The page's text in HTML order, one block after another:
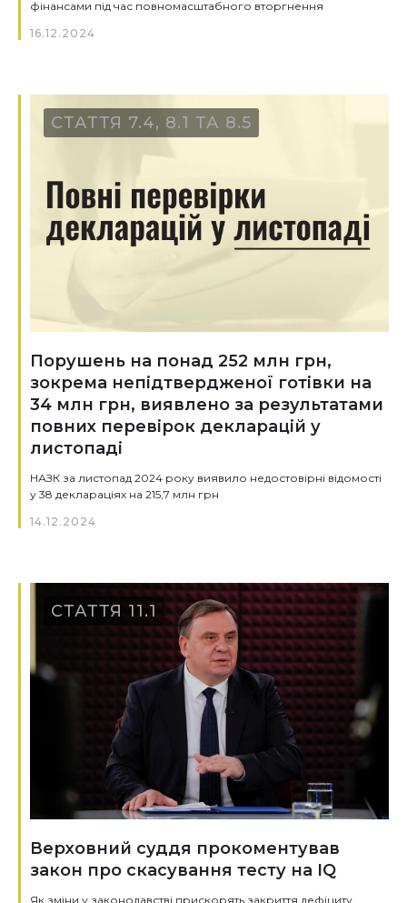
фінансами під час повномасштабного вторгнення
16.12.2024
СТАТТЯ 7.4, 8.1 ТА 8.5
Порушень на понад 252 млн грн,
зокрема непідтвердженої готівки на
34 млн грн, виявлено за результатами
повних перевірок декларацій у
листопаді
НАЗК за листопад 2024 року виявило недостовірні відомості
у 38 деклараціях на 215,7 млн грн
14.12.2024
СТАТТЯ 11.1
Верховний суддя прокоментував
закон про скасування тесту на IQ
Як зміни у законодавстві прискорять закриття дефіциту